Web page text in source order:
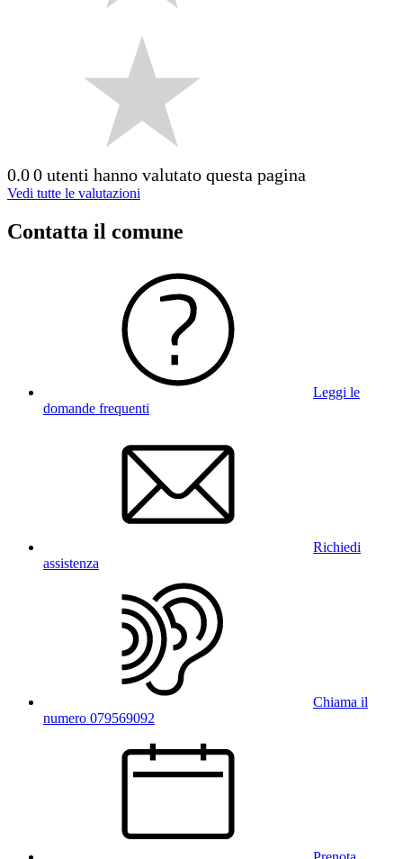
0.00 utenti hanno valutato questa pagina
Vedi tutte le valutazioni
Contatta il comune
Leggi le
domande frequenti
Richiedi
assistenza
Chiama il
numero 079569092